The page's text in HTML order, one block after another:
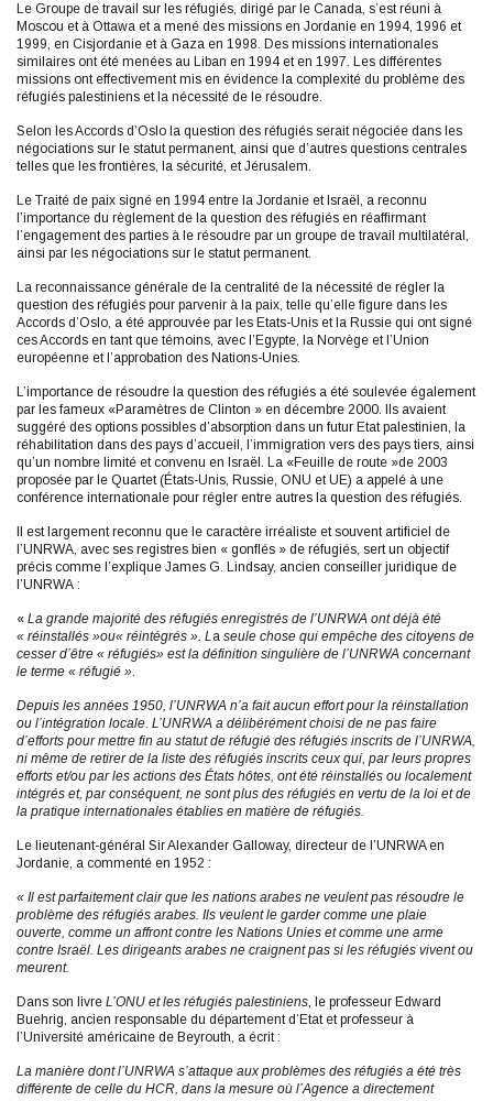
Le Groupe de travail sur les réfugiés, dirigé par le Canada, s’est réuni à
Moscou et à Ottawa et a mené des missions en Jordanie en 1994, 1996 et
1999, en Cisjordanie et à Gaza en 1998. Des missions internationales
similaires ont été menées au Liban en 1994 et en 1997. Les différentes
missions ont effectivement mis en évidence la complexité du problème des
réfugiés palestiniens et la nécessité de le résoudre.
Selon les Accords d’Oslo la question des réfugiés serait négociée dans les
négociations sur le statut permanent, ainsi que d’autres questions centrales
telles que les frontières, la sécurité, et Jérusalem.
Le Traité de paix signé en 1994 entre la Jordanie et Israël, a reconnu
l’importance du règlement de la question des réfugiés en réaffirmant
l’engagement des parties à le résoudre par un groupe de travail multilatéral,
ainsi par les négociations sur le statut permanent.
La reconnaissance générale de la centralité de la nécessité de régler la
question des réfugiés pour parvenir à la paix, telle qu’elle figure dans les
Accords d’Oslo, a été approuvée par les Etats-Unis et la Russie qui ont signé
ces Accords en tant que témoins, avec l’Egypte, la Norvège et l’Union
européenne et l’approbation des Nations-Unies.
L’importance de résoudre la question des réfugiés a été soulevée également
par les fameux «Paramètres de Clinton » en décembre 2000. Ils avaient
suggéré des options possibles d’absorption dans un futur Etat palestinien, la
réhabilitation dans des pays d’accueil, l’immigration vers des pays tiers, ainsi
qu’un nombre limité et convenu en Israël. La «Feuille de route »de 2003
proposée par le Quartet (États-Unis, Russie, ONU et UE) a appelé à une
conférence internationale pour régler entre autres la question des réfugiés.
Il est largement reconnu que le caractère irréaliste et souvent artificiel de
l’UNRWA, avec ses registres bien « gonflés » de réfugiés, sert un objectif
précis comme l’explique James G. Lindsay, ancien conseiller juridique de
l’UNRWA :
« La grande majorité des réfugiés enregistrés de l’UNRWA ont déjà été
« réinstallés »ou« réintégrés ». La seule chose qui empêche des citoyens de
cesser d’être « réfugiés» est la définition singulière de l’UNRWA concernant
le terme « réfugié ».
Depuis les années 1950, l’UNRWA n’a fait aucun effort pour la réinstallation
ou l’intégration locale. L’UNRWA a délibérément choisi de ne pas faire
d’efforts pour mettre fin au statut de réfugié des réfugiés inscrits de l’UNRWA,
ni même de retirer de la liste des réfugiés inscrits ceux qui, par leurs propres
efforts et/ou par les actions des États hôtes, ont été réinstallés ou localement
intégrés et, par conséquent, ne sont plus des réfugiés en vertu de la loi et de
la pratique internationales établies en matière de réfugiés.
Le lieutenant-général Sir Alexander Galloway, directeur de l’UNRWA en
Jordanie, a commenté en 1952 :
« Il est parfaitement clair que les nations arabes ne veulent pas résoudre le
problème des réfugiés arabes. Ils veulent le garder comme une plaie
ouverte, comme un affront contre les Nations Unies et comme une arme
contre Israël. Les dirigeants arabes ne craignent pas si les réfugiés vivent ou
meurent.
Dans son livre L’ONU et les réfugiés palestiniens, le professeur Edward
Buehrig, ancien responsable du département d’Etat et professeur à
l’Université américaine de Beyrouth, a écrit :
La manière dont l’UNRWA s’attaque aux problèmes des réfugiés a été très
différente de celle du HCR, dans la mesure où l’Agence a directement